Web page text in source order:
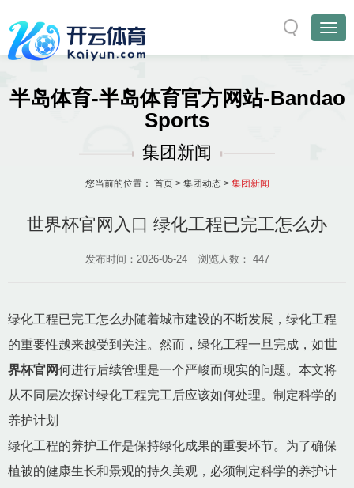
半岛体育-半岛体育官方网站-Bandao
Sports
集团新闻
您当前的位置： 首页> 集团动态> 集团新闻
世界杯官网入口 绿化工程已完工怎么办
发布时间：2026-05-24 浏览人数： 447
绿化工程已完工怎么办随着城市建设的不断发展，绿化工程
的重要性越来越受到关注。然而，绿化工程一旦完成，如世
界杯官网何进行后续管理是一个严峻而现实的问题。本文将
从不同层次探讨绿化工程完工后应该如何处理。制定科学的
养护计划
绿化工程的养护工作是保持绿化成果的重要环节。为了确保
植被的健康生长和景观的持久美观，必须制定科学的养护计